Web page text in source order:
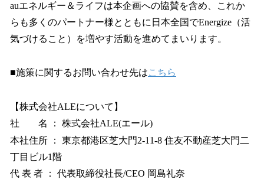
auエネルギー＆ライフは本企画への協賛を含め、これか
らも多くのパートナー様とともに日本全国でEnergize（活
気づけること）を増やす活動を進めてまいります。
■施策に関するお問い合わせ先はこちら
【株式会社ALEについて】
社 名 ： 株式会社ALE(エール)
本社住所 ： 東京都港区芝大門2-11-8 住友不動産芝大門二
丁目ビル1階
代 表 者 ： 代表取締役社長/CEO 岡島礼奈